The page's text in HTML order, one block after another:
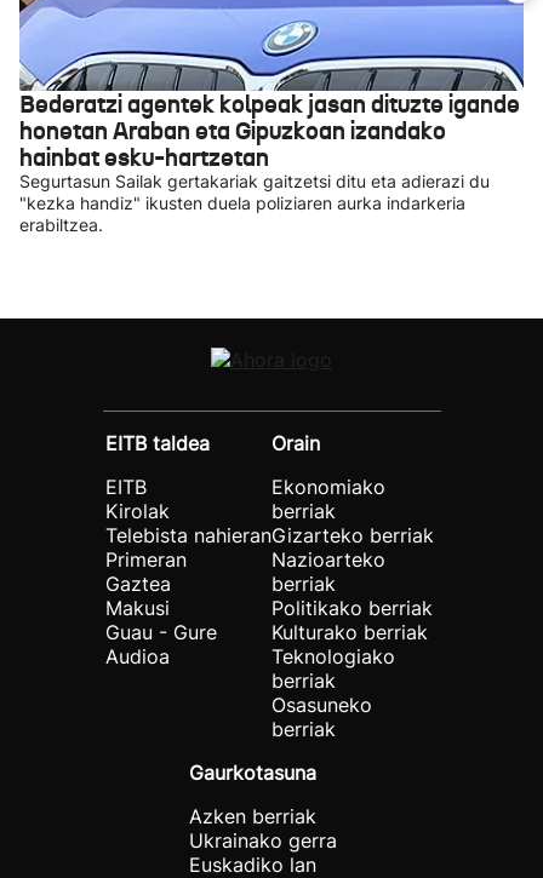
Bederatzi agentek kolpeak jasan dituzte igande
honetan Araban eta Gipuzkoan izandako
hainbat esku-hartzetan
Segurtasun Sailak gertakariak gaitzetsi ditu eta adierazi du
"kezka handiz" ikusten duela poliziaren aurka indarkeria
erabiltzea.
EITB taldea
EITB
Kirolak
Telebista nahieran
Primeran
Gaztea
Makusi
Guau - Gure
Audioa
Orain
Ekonomiako
berriak
Gizarteko berriak
Nazioarteko
berriak
Politikako berriak
Kulturako berriak
Teknologiako
berriak
Osasuneko
berriak
Gaurkotasuna
Azken berriak
Ukrainako gerra
Euskadiko lan